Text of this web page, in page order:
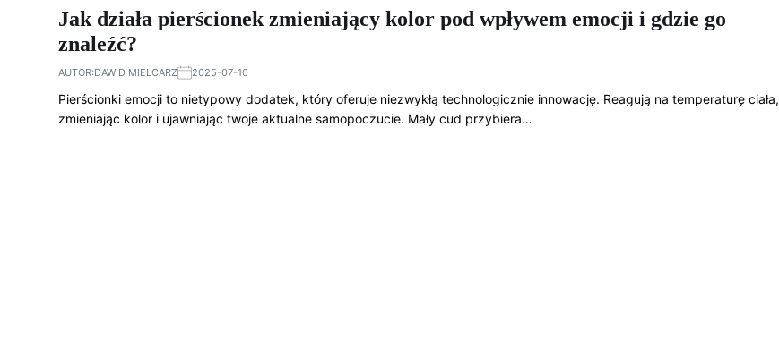
Jak działa pierścionek zmieniający kolor pod wpływem emocji i gdzie go
znaleźć?
AUTOR:DAWID MIELCARZ 2025-07-10
Pierścionki emocji to nietypowy dodatek, który oferuje niezwykłą technologicznie innowację. Reagują na temperaturę ciała,
zmieniając kolor i ujawniając twoje aktualne samopoczucie. Mały cud przybiera…